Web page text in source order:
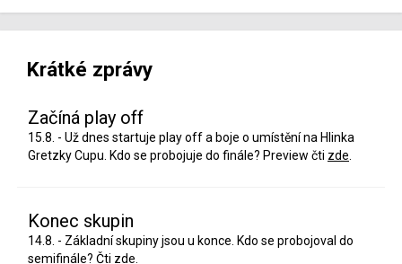
Krátké zprávy
Začíná play off
15.8. - Už dnes startuje play off a boje o umístění na Hlinka
Gretzky Cupu. Kdo se probojuje do finále? Preview čti zde
Konec skupin
14.8. - Základní skupiny jsou u konce. Kdo se probojoval do
semifinále? Čti zde.